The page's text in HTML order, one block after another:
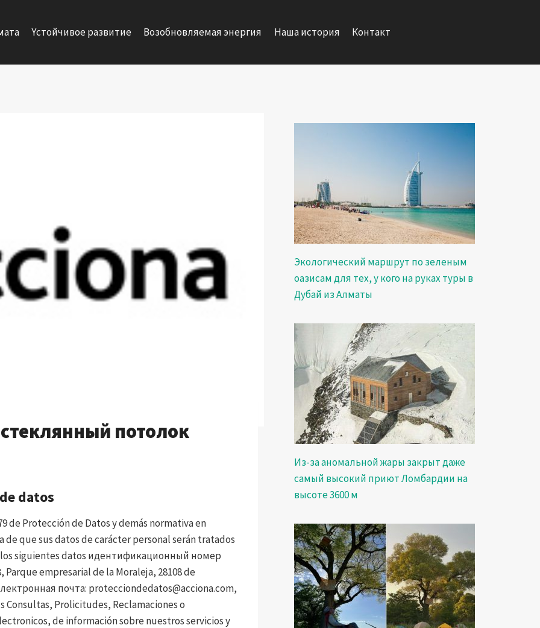
Yстойчивое развитие Возобновляемая энергия Наша история Контакт
потолок
datos
de Protección de Datos y demás normativa en
que sus datos de carácter personal serán tratados
los siguientes datos идентификационный номер
Parque empresarial de la Moraleja, 28108 de
почта: protecciondedatos@acciona.com,
Prolicitudes, Reclamaciones o
de información sobre nuestros servicios y
Экологический маршрут по зеленым
оазисам для тех, у кого на руках туры в
Дубай из Алматы
Из-за аномальной жары закрыт даже
самый высокий приют Ломбардии на
высоте 3600 м